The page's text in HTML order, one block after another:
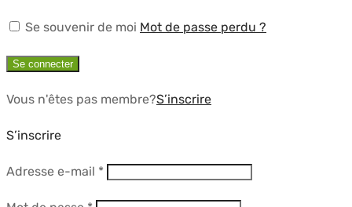
Se souvenir de moi Mot de passe perdu ?
Se connecter
Vous n'êtes pas membre?S’inscrire
S’inscrire
Adresse e-mail *Obligatoire